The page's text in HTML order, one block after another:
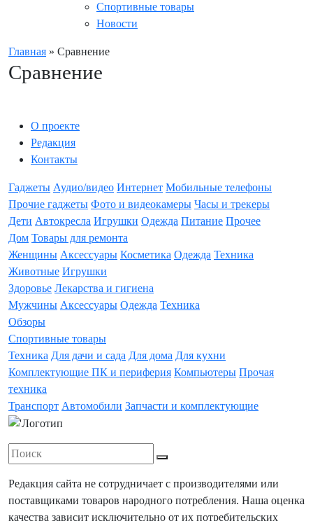
Спортивные товары
Новости
Главная » Сравнение
Сравнение
О проекте
Редакция
Контакты
Гаджеты Аудио/видео Интернет Мобильные телефоны
Прочие гаджеты Фото и видеокамеры Часы и трекеры
Дети Автокресла Игрушки Одежда Питание Прочее
Дом Товары для ремонта
Женщины Аксессуары Косметика Одежда Техника
Животные Игрушки
Здоровье Лекарства и гигиена
Мужчины Аксессуары Одежда Техника
Обзоры
Спортивные товары
Техника Для дачи и сада Для дома Для кухни
Комплектующие ПК и периферия Компьютеры Прочая
техника
Транспорт Автомобили Запчасти и комплектующие
Редакция сайта не сотрудничает с производителями или
поставщиками товаров народного потребления. Наша оценка
качества зависит исключительно от их потребительских